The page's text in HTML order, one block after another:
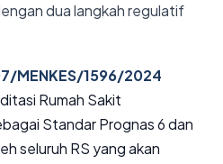
dua langkah regulatif
MENKES/1596/2024
Rumah Sakit
Standar Prognas 6 dan
seluruh RS yang akan